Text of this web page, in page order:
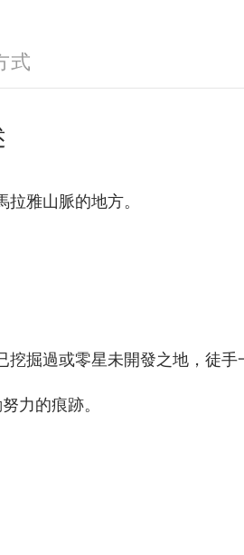
式
雅山脈的地方。
掘過或零星未開發之地，徒手
力的痕跡。